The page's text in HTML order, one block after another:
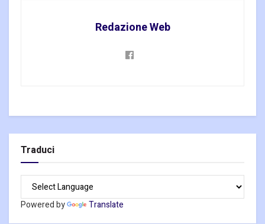
Redazione Web
Traduci
Powered by Translate